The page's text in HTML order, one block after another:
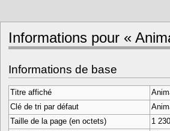
Informations pour «
Informations de base
Titre affiché
Clé de tri par défaut
Taille de la page (en octets)
1